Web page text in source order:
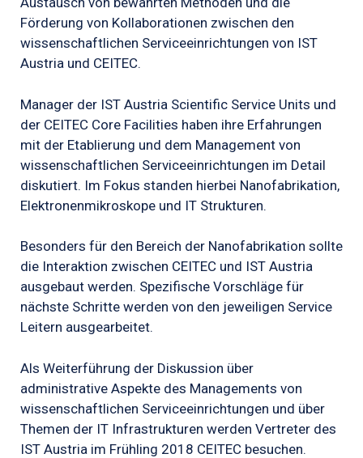
Förderung von Kollaborationen zwischen den
wissenschaftlichen Serviceeinrichtungen von IST
Austria und CEITEC.
Manager der IST Austria Scientific Service Units und
der CEITEC Core Facilities haben ihre Erfahrungen
mit der Etablierung und dem Management von
wissenschaftlichen Serviceeinrichtungen im Detail
diskutiert. Im Fokus standen hierbei Nanofabrikation,
Elektronenmikroskope und IT Strukturen.
Besonders für den Bereich der Nanofabrikation sollte
die Interaktion zwischen CEITEC und IST Austria
ausgebaut werden. Spezifische Vorschläge für
nächste Schritte werden von den jeweiligen Service
Leitern ausgearbeitet.
Als Weiterführung der Diskussion über
administrative Aspekte des Managements von
wissenschaftlichen Serviceeinrichtungen und über
Themen der IT Infrastrukturen werden Vertreter des
IST Austria im Frühling 2018 CEITEC besuchen.